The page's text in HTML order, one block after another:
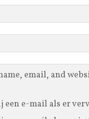
email, and
een e-mail als er